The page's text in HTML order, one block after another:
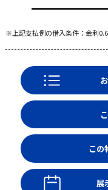
※上記支払例の借入条件：金利
展